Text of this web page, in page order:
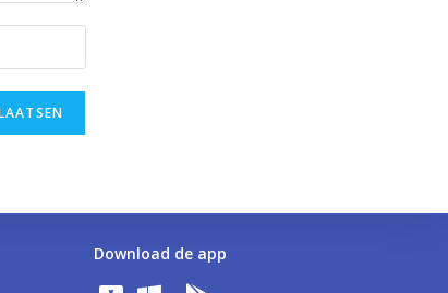
Download de app